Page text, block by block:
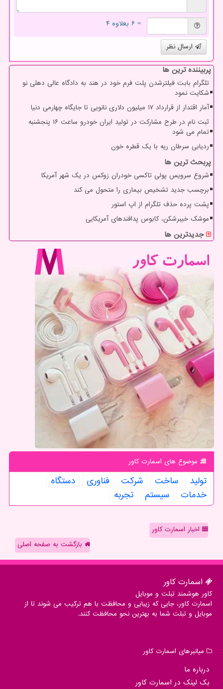
= ۶ بعلاوه ۴
ارسال نظر
پربیننده ترین ها
تلگرام بابت فیلترشدن پلت فرم خود در هند به دادگاه عالی دهلی نو
شکایت نمود
آمار اقتدار از قرارداد ۱۷ میلیون دلاری نانویی تا جایگاه چهارمی دنیا
ثبت نام در طرح مشارکت در تولید ایران خودرو ساعت ۱۶ پنجشنبه
تمام می شود
ردیابی سرطان ریه با یک قطره خون
پربحث ترین ها
شروع سرویس پولی تاکسی خودران زوکس در یک شهر آمریکا
برچسب جدید تشخیص بیماری را متحول می کند
پشت پرده حذف تلگرام از اپ استور
موشک خیبرشکن، کابوس پدافندهای آمریکایی
جدیدترین ها
موضوع های اسمارت كاور
تولید ساخت شركت فناوری
دستگاه
خدمات
سیستم تجربه
اخبار اسمارت کاور
بازگشت به صفحه اصلی
اسمارت كاور
کاور هوشمند تبلت و موبایل
اسمارت کاور، جایی که زیبایی و محافظت با هم ترکیب می شوند تا از
موبایل و تبلت شما به بهترین نحو محافظت کنند.
میانبرهای اسمارت كاور
درباره ما
بک لینک در اسمارت كاور